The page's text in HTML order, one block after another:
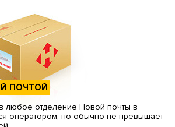
ПОЧТОЙ
любое отделение Новой почты в
оператором, но обычно не превышает